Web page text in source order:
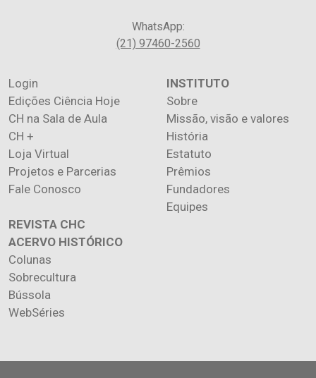
WhatsApp:
(21) 97460-2560
Login
Edições Ciência Hoje
CH na Sala de Aula
CH +
Loja Virtual
Projetos e Parcerias
Fale Conosco
INSTITUTO
Sobre
Missão, visão e valores
História
Estatuto
Prêmios
Fundadores
Equipes
REVISTA CHC
ACERVO HISTÓRICO
Colunas
Sobrecultura
Bússola
WebSéries